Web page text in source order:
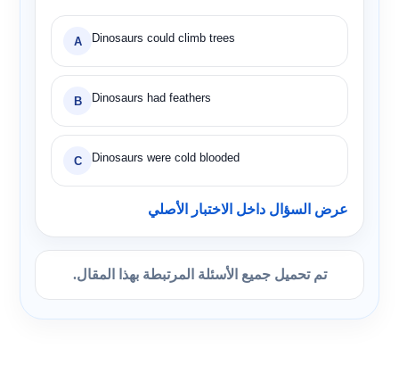
A Dinosaurs could climb trees
B Dinosaurs had feathers
C Dinosaurs were cold blooded
عرض السؤال داخل الاختبار الأصلي
تم تحميل جميع الأسئلة المرتبطة بهذا المقال.